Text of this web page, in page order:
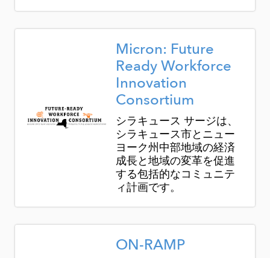
Image
Micron: Future
Ready Workforce
Innovation
Consortium
シラキュース サージは、
シラキュース市とニュー
ヨーク州中部地域の経済
成長と地域の変革を促進
する包括的なコミュニテ
ィ計画です。
Image
ON-RAMP